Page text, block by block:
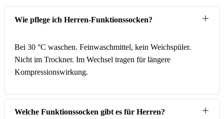
Wie pflege ich Herren-Funktionssocken?
Bei 30 °C waschen. Feinwaschmittel, kein Weichspüler.
Nicht im Trockner. Im Wechsel tragen für längere
Kompressionswirkung.
Welche Funktionssocken gibt es für Herren?